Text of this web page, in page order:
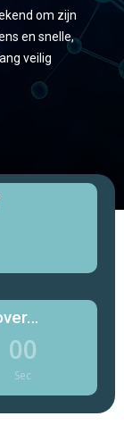
om zijn
en snelle,
veilig
00
Sec